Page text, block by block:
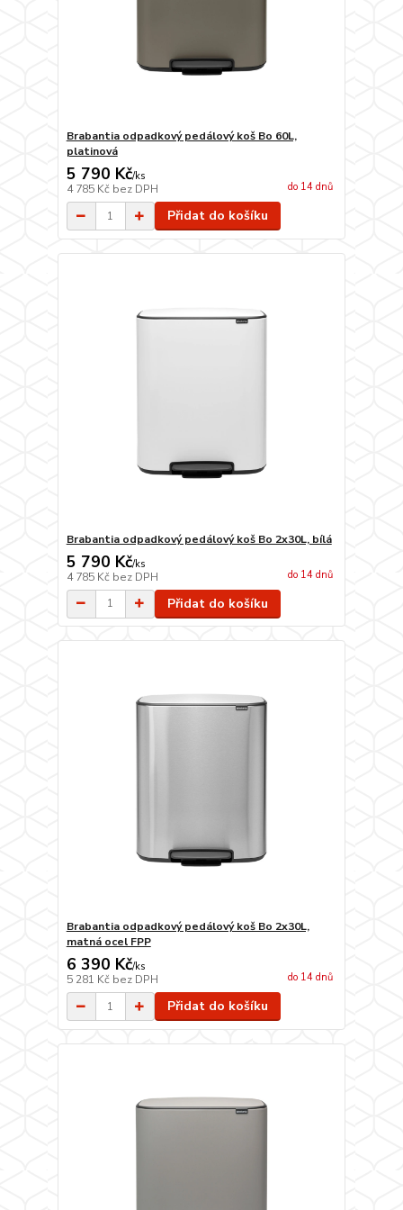
Brabantia odpadkový pedálový koš Bo 60L,
platinová
5 790 Kč/ks
4 785 Kč bez DPH do 14 dnů
Přidat do košíku
Brabantia odpadkový pedálový koš Bo 2x30L, bílá
5 790 Kč/ks
4 785 Kč bez DPH do 14 dnů
Přidat do košíku
Brabantia odpadkový pedálový koš Bo 2x30L,
matná ocel FPP
6 390 Kč/ks
5 281 Kč bez DPH do 14 dnů
Přidat do košíku